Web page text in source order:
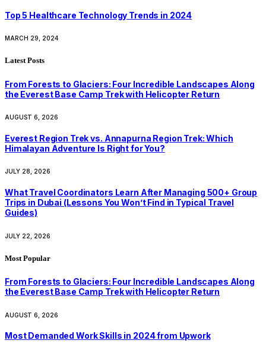
Top 5 Healthcare Technology Trends in 2024
MARCH 29, 2024
Latest Posts
From Forests to Glaciers: Four Incredible Landscapes Along
the Everest Base Camp Trek with Helicopter Return
AUGUST 6, 2026
Everest Region Trek vs. Annapurna Region Trek: Which
Himalayan Adventure Is Right for You?
JULY 28, 2026
What Travel Coordinators Learn After Managing 500+ Group
Trips in Dubai (Lessons You Won’t Find in Typical Travel
Guides)
JULY 22, 2026
Most Popular
From Forests to Glaciers: Four Incredible Landscapes Along
the Everest Base Camp Trek with Helicopter Return
AUGUST 6, 2026
Most Demanded Work Skills in 2024 from Upwork